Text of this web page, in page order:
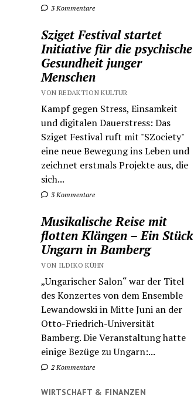
3 Kommentare
Sziget Festival startet
Initiative für die psychische
Gesundheit junger
Menschen
VON REDAKTION KULTUR
Kampf gegen Stress, Einsamkeit
und digitalen Dauerstress: Das
Sziget Festival ruft mit "SZociety"
eine neue Bewegung ins Leben und
zeichnet erstmals Projekte aus, die
sich...
3 Kommentare
Musikalische Reise mit
flotten Klängen – Ein Stück
Ungarn in Bamberg
VON ILDIKO KÜHN
„Ungarischer Salon“ war der Titel
des Konzertes von dem Ensemble
Lewandowski in Mitte Juni an der
Otto-Friedrich-Universität
Bamberg. Die Veranstaltung hatte
einige Bezüge zu Ungarn:...
2 Kommentare
WIRTSCHAFT & FINANZEN